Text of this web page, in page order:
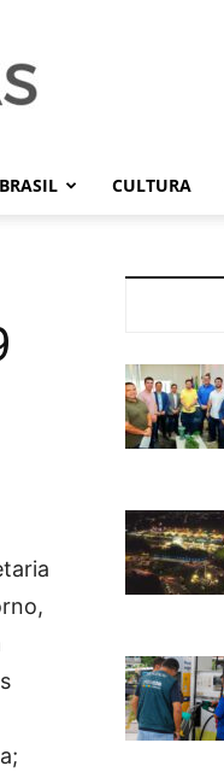
BRASIL CULTURA